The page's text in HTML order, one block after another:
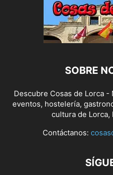
SOBRE
Descubre Cosas de Lorca
eventos, hostelería,
cultura de Lorca,
Contáctanos: